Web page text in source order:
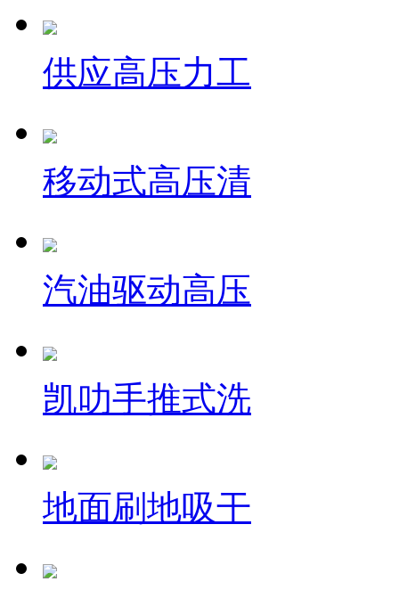
供应高压力工
移动式高压清
汽油驱动高压
凯叻手推式洗
地面刷地吸干